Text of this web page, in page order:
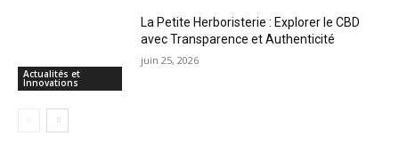
Actualités et
Innovations
La Petite Herboristerie : Explorer le CBD
avec Transparence et Authenticité
juin 25, 2026